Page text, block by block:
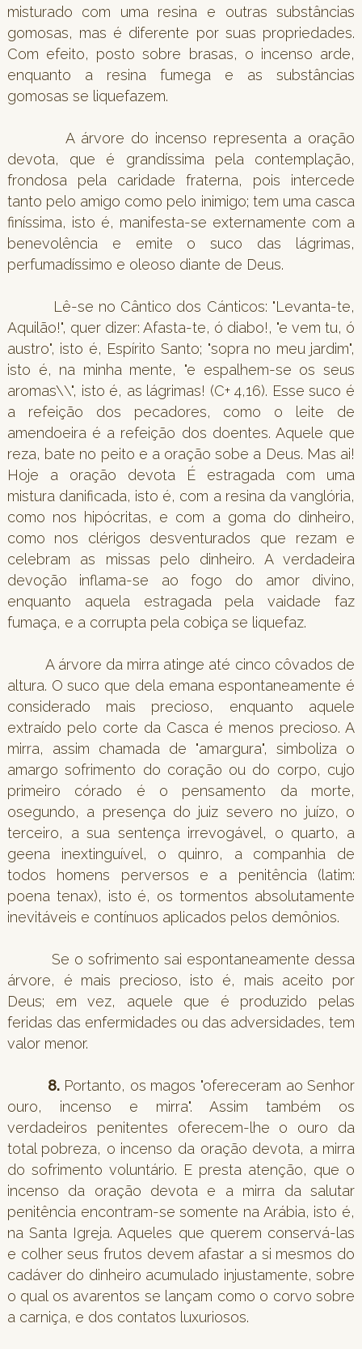
misturado com uma resina e outras substâncias
gomosas, mas é diferente por suas propriedades.
Com efeito, posto sobre brasas, o incenso arde,
enquanto a resina fumega e as substâncias
gomosas se liquefazem.
A árvore do incenso representa a oração
devota, que é grandíssima pela contemplação,
frondosa pela caridade fraterna, pois intercede
tanto pelo amigo como pelo inimigo; tem uma casca
finíssima, isto é, manifesta-se externamente com a
benevolência e emite o suco das lágrimas,
perfumadíssimo e oleoso diante de Deus.
Lê-se no Cântico dos Cánticos: "Levanta-te,
Aquilão!", quer dizer: Afasta-te, ó diabo!, "e vem tu, ó
austro", isto é, Espírito Santo; "sopra no meu jardim",
isto é, na minha mente, "e espalhem-se os seus
aromas\\", isto é, as lágrimas! (C+ 4,16). Esse suco é
a refeição dos pecadores, como o leite de
amendoeira é a refeição dos doentes. Aquele que
reza, bate no peito e a oração sobe a Deus. Mas ai!
Hoje a oração devota É estragada com uma
mistura danificada, isto é, com a resina da vanglória,
como nos hipócritas, e com a goma do dinheiro,
como nos clérigos desventurados que rezam e
celebram as missas pelo dinheiro. A verdadeira
devoção inflama-se ao fogo do amor divino,
enquanto aquela estragada pela vaidade faz
fumaça, e a corrupta pela cobiça se liquefaz.
A árvore da mirra atinge até cinco côvados de
altura. O suco que dela emana espontaneamente é
considerado mais precioso, enquanto aquele
extraído pelo corte da Casca é menos precioso. A
mirra, assim chamada de "amargura", simboliza o
amargo sofrimento do coração ou do corpo, cujo
primeiro córado é o pensamento da morte,
osegundo, a presença do juiz severo no juízo, o
terceiro, a sua sentença irrevogável, o quarto, a
geena inextinguível, o quinro, a companhia de
todos homens perversos e a penitência (latim:
poena tenax), isto é, os tormentos absolutamente
inevitáveis e contínuos aplicados pelos demônios.
Se o sofrimento sai espontaneamente dessa
árvore, é mais precioso, isto é, mais aceito por
Deus; em vez, aquele que é produzido pelas
feridas das enfermidades ou das adversidades, tem
valor menor.
8. Portanto, os magos "ofereceram ao Senhor
ouro, incenso e mirra". Assim também os
verdadeiros penitentes oferecem-lhe o ouro da
total pobreza, o incenso da oração devota, a mirra
do sofrimento voluntário. E presta atenção, que o
incenso da oração devota e a mirra da salutar
penitência encontram-se somente na Arábia, isto é,
na Santa Igreja. Aqueles que querem conservá-las
e colher seus frutos devem afastar a si mesmos do
cadáver do dinheiro acumulado injustamente, sobre
o qual os avarentos se lançam como o corvo sobre
a carniça, e dos contatos luxuriosos.